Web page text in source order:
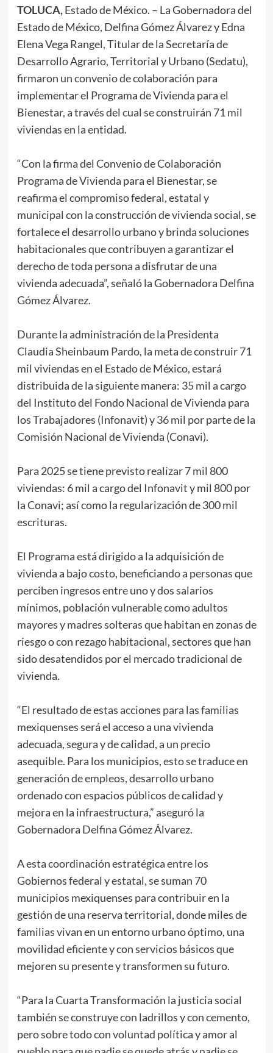
TOLUCA,Estado de México. – La Gobernadora del
Estado de México, Delfina Gómez Álvarez y Edna
Elena Vega Rangel, Titular de la Secretaría de
Desarrollo Agrario, Territorial y Urbano (Sedatu),
firmaron un convenio de colaboración para
implementar el Programa de Vivienda para el
Bienestar, a través del cual se construirán 71 mil
viviendas en la entidad.
“Con la firma del Convenio de Colaboración
Programa de Vivienda para el Bienestar, se
reafirma el compromiso federal, estatal y
municipal con la construcción de vivienda social, se
fortalece el desarrollo urbano y brinda soluciones
habitacionales que contribuyen a garantizar el
derecho de toda persona a disfrutar de una
vivienda adecuada”, señaló la Gobernadora Delfina
Gómez Álvarez.
Durante la administración de la Presidenta
Claudia Sheinbaum Pardo, la meta de construir 71
mil viviendas en el Estado de México, estará
distribuida de la siguiente manera: 35 mil a cargo
del Instituto del Fondo Nacional de Vivienda para
los Trabajadores (Infonavit) y 36 mil por parte de la
Comisión Nacional de Vivienda (Conavi).
Para 2025 se tiene previsto realizar 7 mil 800
viviendas: 6 mil a cargo del Infonavit y mil 800 por
la Conavi; así como la regularización de 300 mil
escrituras.
El Programa está dirigido a la adquisición de
vivienda a bajo costo, beneficiando a personas que
perciben ingresos entre uno y dos salarios
mínimos, población vulnerable como adultos
mayores y madres solteras que habitan en zonas de
riesgo o con rezago habitacional, sectores que han
sido desatendidos por el mercado tradicional de
vivienda.
“El resultado de estas acciones para las familias
mexiquenses será el acceso a una vivienda
adecuada, segura y de calidad, a un precio
asequible. Para los municipios, esto se traduce en
generación de empleos, desarrollo urbano
ordenado con espacios públicos de calidad y
mejora en la infraestructura,” aseguró la
Gobernadora Delfina Gómez Álvarez.
A esta coordinación estratégica entre los
Gobiernos federal y estatal, se suman 70
municipios mexiquenses para contribuir en la
gestión de una reserva territorial, donde miles de
familias vivan en un entorno urbano óptimo, una
movilidad eficiente y con servicios básicos que
mejoren su presente y transformen su futuro.
“Para la Cuarta Transformación la justicia social
también se construye con ladrillos y con cemento,
pero sobre todo con voluntad política y amor al